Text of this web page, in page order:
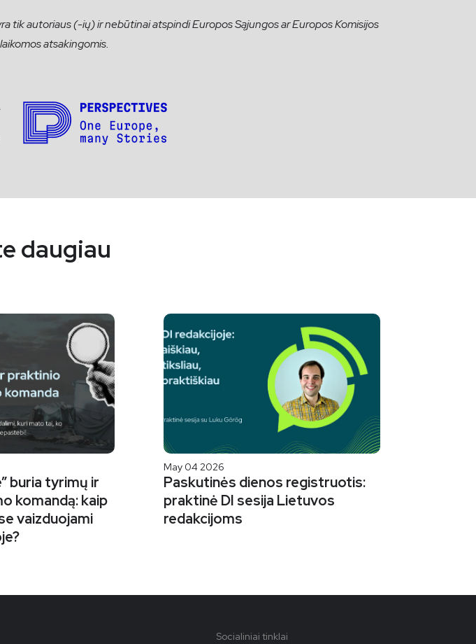
tik autoriaus (-ių) ir nebūtinai atspindi Europos Sąjungos ar Europos Komisijos
atsakingomis.
daugiau
buria tyrimų ir
komandą: kaip
vaizduojami
May 04 2026
Paskutinės dienos registruotis:
praktinė DI sesija Lietuvos
redakcijoms
Socialiniai tinklai